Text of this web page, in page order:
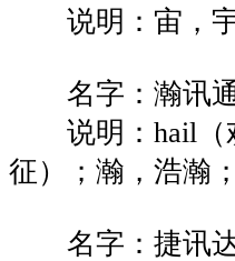
说明：宙，宇
名字：瀚讯通
说明：hail（欢
征）；瀚，浩瀚
名字：捷讯达